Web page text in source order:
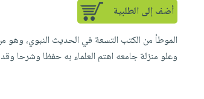
أضف إلى الطلبية
الموطأ من الكتب التسعة في الحديث النبوي،
وعلو منزلة جامعه اهتم العلماء به حفظا وشرحا